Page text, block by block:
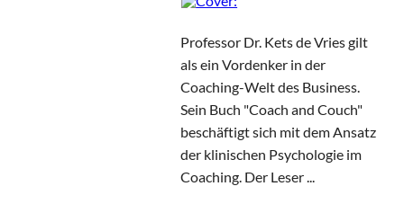
Professor Dr. Kets de Vries gilt
als ein Vordenker in der
Coaching-Welt des Business.
Sein Buch "Coach and Couch"
beschäftigt sich mit dem Ansatz
der klinischen Psychologie im
Coaching. Der Leser ...